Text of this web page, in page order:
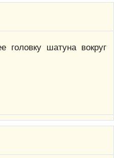
головку шатуна вокруг